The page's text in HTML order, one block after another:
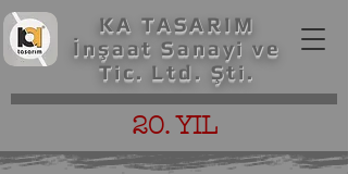
KA TASARIM
İnşaat Sanayi ve
Tic. Ltd. Şti.
20. YIL